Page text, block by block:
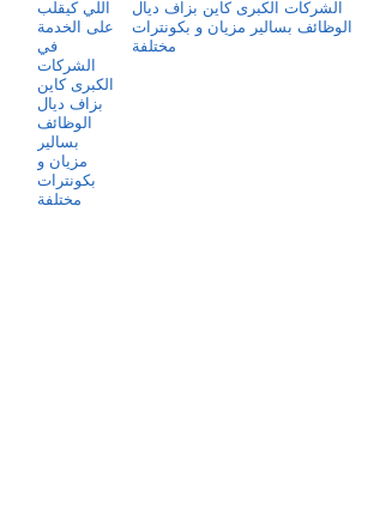
الشركات الكبرى كاين بزاف ديال
الوظائف بسالير مزيان و بكونترات
مختلفة